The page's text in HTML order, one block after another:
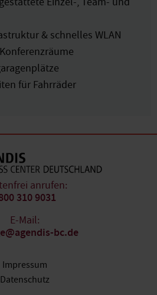
& schnelles WLAN
für Fahrräder
anrufen:
310 9031
E-Mail:
bc.de
Impressum
Datenschutz